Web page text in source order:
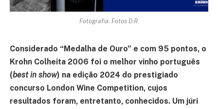
Fotografia: Fotos D.R.
Considerado “Medalha de Ouro” e com 95 pontos, o
Krohn Colheita 2006 foi o melhor vinho português
(best in show) na edição 2024 do prestigiado
concurso London Wine Competition, cujos
resultados foram, entretanto, conhecidos. Um júri